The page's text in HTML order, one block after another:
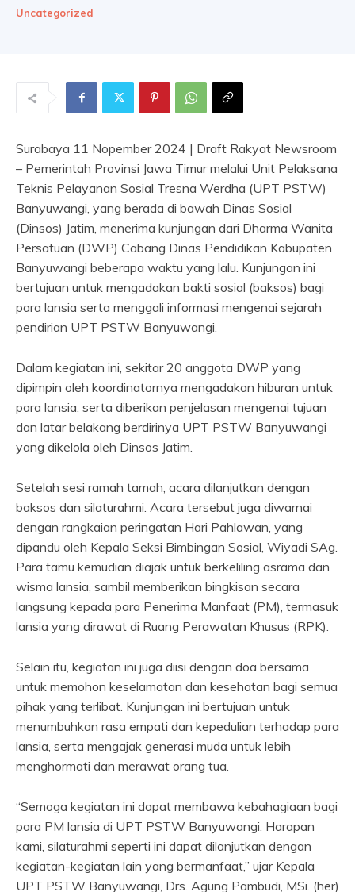
Uncategorized
Surabaya 11 Nopember 2024 | Draft Rakyat Newsroom
– Pemerintah Provinsi Jawa Timur melalui Unit Pelaksana
Teknis Pelayanan Sosial Tresna Werdha (UPT PSTW)
Banyuwangi, yang berada di bawah Dinas Sosial
(Dinsos) Jatim, menerima kunjungan dari Dharma Wanita
Persatuan (DWP) Cabang Dinas Pendidikan Kabupaten
Banyuwangi beberapa waktu yang lalu. Kunjungan ini
bertujuan untuk mengadakan bakti sosial (baksos) bagi
para lansia serta menggali informasi mengenai sejarah
pendirian UPT PSTW Banyuwangi.
Dalam kegiatan ini, sekitar 20 anggota DWP yang
dipimpin oleh koordinatornya mengadakan hiburan untuk
para lansia, serta diberikan penjelasan mengenai tujuan
dan latar belakang berdirinya UPT PSTW Banyuwangi
yang dikelola oleh Dinsos Jatim.
Setelah sesi ramah tamah, acara dilanjutkan dengan
baksos dan silaturahmi. Acara tersebut juga diwarnai
dengan rangkaian peringatan Hari Pahlawan, yang
dipandu oleh Kepala Seksi Bimbingan Sosial, Wiyadi SAg.
Para tamu kemudian diajak untuk berkeliling asrama dan
wisma lansia, sambil memberikan bingkisan secara
langsung kepada para Penerima Manfaat (PM), termasuk
lansia yang dirawat di Ruang Perawatan Khusus (RPK).
Selain itu, kegiatan ini juga diisi dengan doa bersama
untuk memohon keselamatan dan kesehatan bagi semua
pihak yang terlibat. Kunjungan ini bertujuan untuk
menumbuhkan rasa empati dan kepedulian terhadap para
lansia, serta mengajak generasi muda untuk lebih
menghormati dan merawat orang tua.
“Semoga kegiatan ini dapat membawa kebahagiaan bagi
para PM lansia di UPT PSTW Banyuwangi. Harapan
kami, silaturahmi seperti ini dapat dilanjutkan dengan
kegiatan-kegiatan lain yang bermanfaat,” ujar Kepala
UPT PSTW Banyuwangi, Drs. Agung Pambudi, MSi. (her)